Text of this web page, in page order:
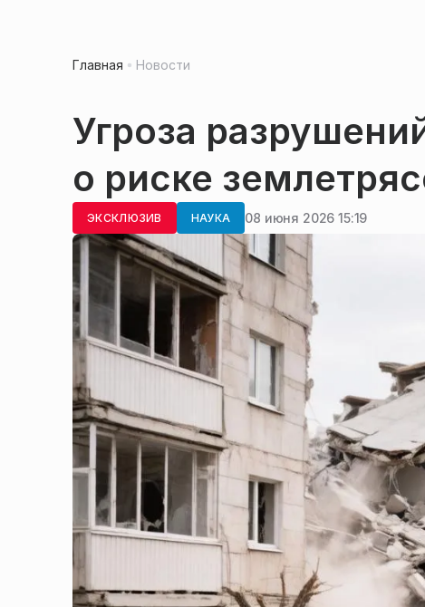
Главная Новости
Угроза
о риске
ЭКСКЛЮЗИВ НАУКА 08 июня 2026 15:19